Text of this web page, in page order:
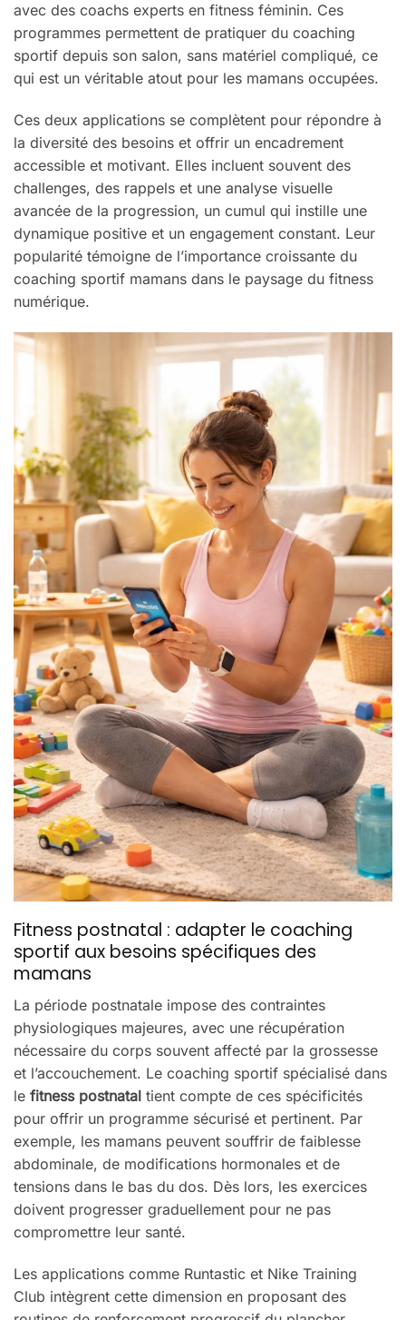
avec des coachs experts en fitness féminin. Ces
programmes permettent de pratiquer du coaching
sportif depuis son salon, sans matériel compliqué, ce
qui est un véritable atout pour les mamans occupées.
Ces deux applications se complètent pour répondre à
la diversité des besoins et offrir un encadrement
accessible et motivant. Elles incluent souvent des
challenges, des rappels et une analyse visuelle
avancée de la progression, un cumul qui instille une
dynamique positive et un engagement constant. Leur
popularité témoigne de l’importance croissante du
coaching sportif mamans dans le paysage du fitness
numérique.
Fitness postnatal : adapter le coaching
sportif aux besoins spécifiques des
mamans
La période postnatale impose des contraintes
physiologiques majeures, avec une récupération
nécessaire du corps souvent affecté par la grossesse
et l’accouchement. Le coaching sportif spécialisé dans
le fitness postnatal tient compte de ces spécificités
pour offrir un programme sécurisé et pertinent. Par
exemple, les mamans peuvent souffrir de faiblesse
abdominale, de modifications hormonales et de
tensions dans le bas du dos. Dès lors, les exercices
doivent progresser graduellement pour ne pas
compromettre leur santé.
Les applications comme Runtastic et Nike Training
Club intègrent cette dimension en proposant des